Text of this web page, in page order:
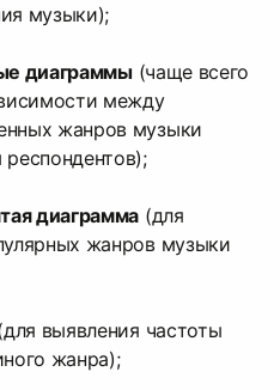
музыки);
диаграммы(чаще всего
между
жанров музыки
диаграмма (для
жанров музыки
выявления частоты
жанра);